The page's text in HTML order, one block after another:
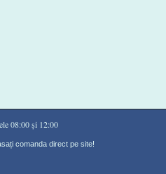
08:00 și 12:00
comanda direct pe site!